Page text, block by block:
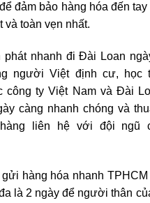
đảm bảo hàng hóa đến
toàn vẹn nhất.
phát nhanh đi Đài Loan
người Việt định cư, học
công ty Việt Nam và Đài
càng nhanh chóng và
liên hệ với đội ngũ
hàng hóa nhanh
là 2 ngày để người thân